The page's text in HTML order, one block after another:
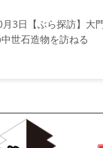
月3日【ぶら探訪】大
世石造物を訪ねる